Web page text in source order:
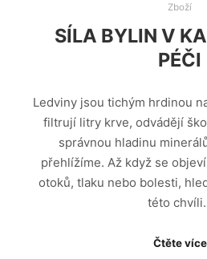
Zboží
SÍLA BYLIN V
PÉČI
Ledviny jsou tichým hrdinou
filtrují litry krve, odvádějí
správnou hladinu
přehlížíme. Až když se
otoků, tlaku nebo bolesti,
této
Čtěte více